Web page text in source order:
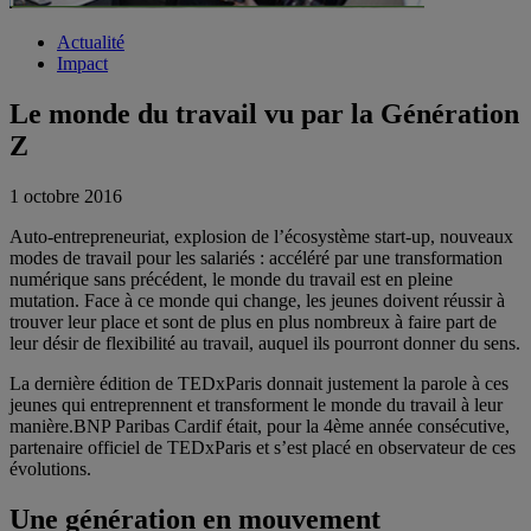
Actualité
Impact
Le monde du travail vu par la Génération
Z
1 octobre 2016
Auto-entrepreneuriat, explosion de l’écosystème start-up, nouveaux
modes de travail pour les salariés : accéléré par une transformation
numérique sans précédent, le monde du travail est en pleine
mutation. Face à ce monde qui change, les jeunes doivent réussir à
trouver leur place et sont de plus en plus nombreux à faire part de
leur désir de flexibilité au travail, auquel ils pourront donner du sens.
La dernière édition de TEDxParis donnait justement la parole à ces
jeunes qui entreprennent et transforment le monde du travail à leur
manière.BNP Paribas Cardif était, pour la 4ème année consécutive,
partenaire officiel de TEDxParis et s’est placé en observateur de ces
évolutions.
Une génération en mouvement